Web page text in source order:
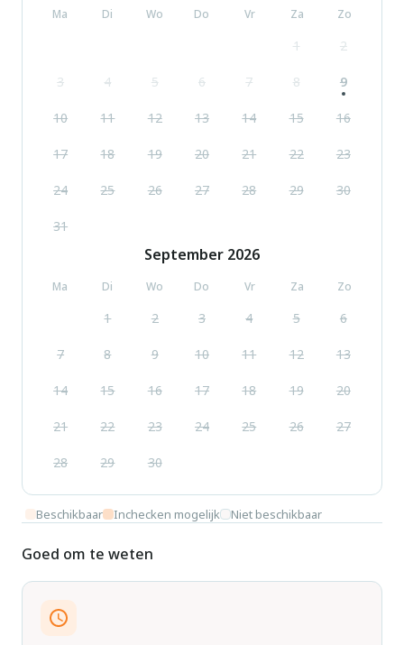
Ma Di Wo Do Vr Za Zo
1 2
3 4 5 6 7 8 9
10 11 12 13 14 15 16
17 18 19 20 21 22 23
24 25 26 27 28 29 30
31
September 2026
Ma Di Wo Do Vr Za Zo
1 2 3 4 5 6
7 8 9 10 11 12 13
14 15 16 17 18 19 20
21 22 23 24 25 26 27
28 29 30
Beschikbaar Inchecken mogelijk Niet beschikbaar
Goed om te weten